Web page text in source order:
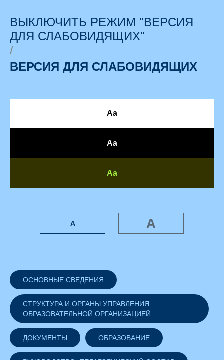
ВЫКЛЮЧИТЬ РЕЖИМ "ВЕРСИЯ
ДЛЯ СЛАБОВИДЯЩИХ"
/
ВЕРСИЯ ДЛЯ СЛАБОВИДЯЩИХ
Аа
Аа
Аа
А А
ОСНОВНЫЕ СВЕДЕНИЯ
СТРУКТУРА И ОРГАНЫ УПРАВЛЕНИЯ
ОБРАЗОВАТЕЛЬНОЙ ОРГАНИЗАЦИЕЙ
ДОКУМЕНТЫ ОБРАЗОВАНИЕ